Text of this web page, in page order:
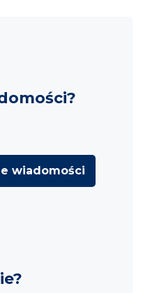
wiadomości